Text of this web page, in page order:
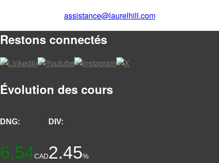
assistance@laurelhill.com
Restons connectés
Évolution des cours
DNG:
6.54CAD
DIV:
2.45%